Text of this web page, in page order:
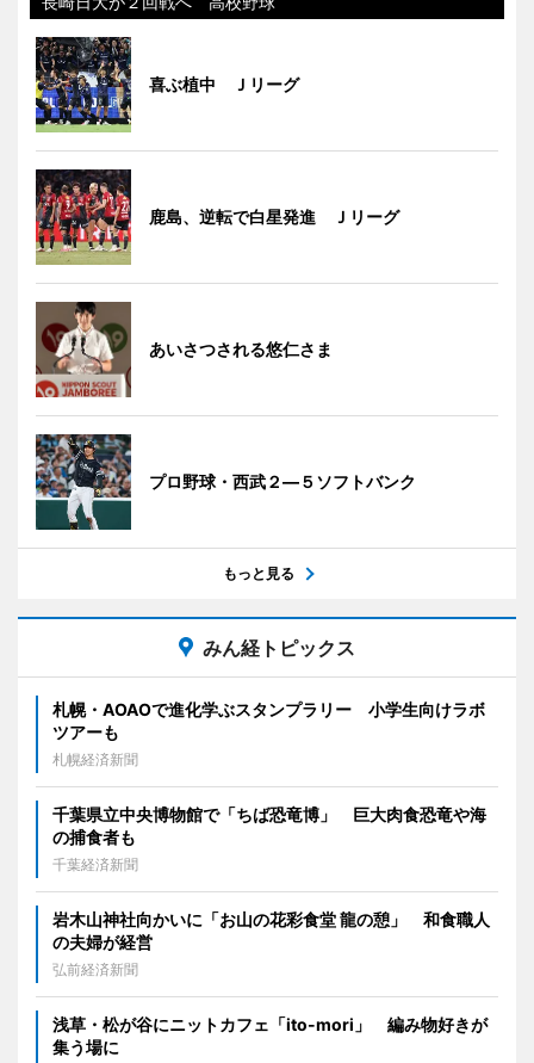
喜ぶ植中 Ｊリーグ
鹿島、逆転で白星発進 Ｊリーグ
あいさつされる悠仁さま
プロ野球・西武２―５ソフトバンク
もっと見る
みん経トピックス
札幌・AOAOで進化学ぶスタンプラリー 小学生向けラボ
ツアーも
札幌経済新聞
千葉県立中央博物館で「ちば恐竜博」 巨大肉食恐竜や海
の捕食者も
千葉経済新聞
岩木山神社向かいに「お山の花彩食堂 龍の憩」 和食職人
の夫婦が経営
弘前経済新聞
浅草・松が谷にニットカフェ「ito-mori」 編み物好きが
集う場に